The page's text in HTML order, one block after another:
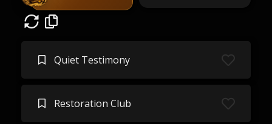
Quiet Testimony
Restoration Club